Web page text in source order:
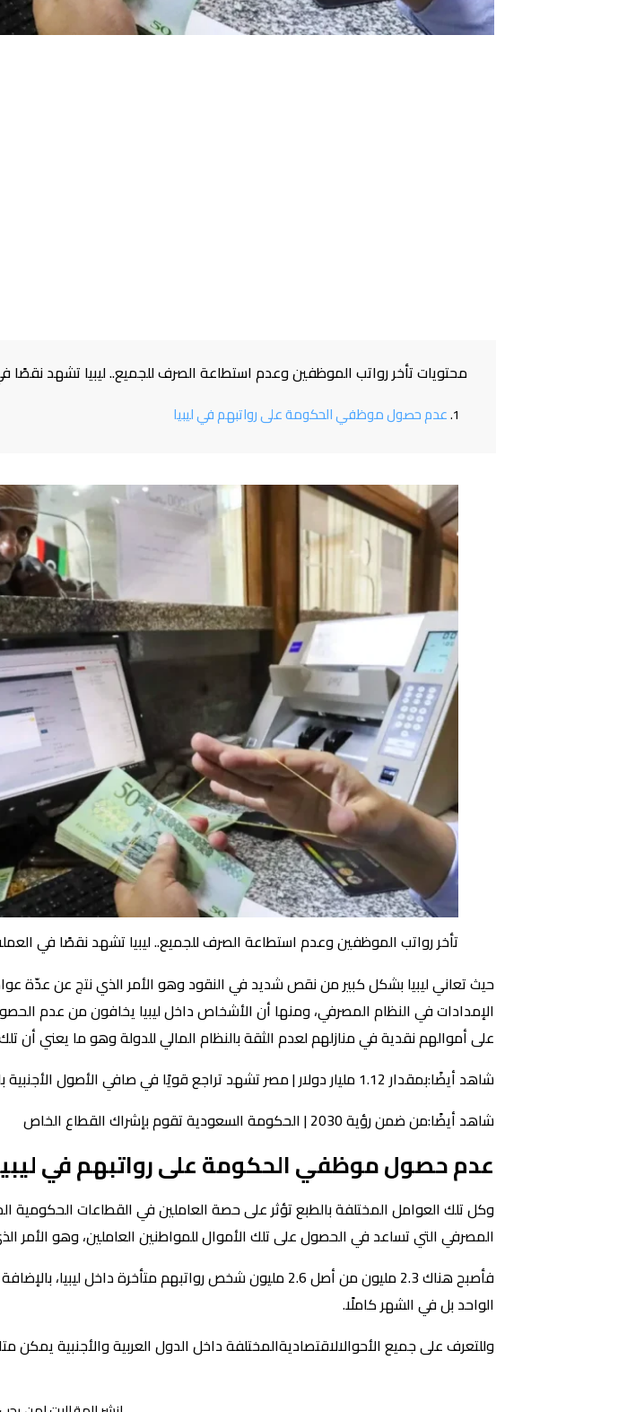
محتويات تأخر رواتب الموظفين وعدم استطاعة الصرف للجميع.. ليبيا تشهد نقصًا
عدم حصول موظفي الحكومة على رواتبهم في ليبيا
تأخر رواتب الموظفين وعدم استطاعة الصرف للجميع.. ليبيا تشهد نقصًا في
حيث تعاني ليبيا بشكل كبير من نقص شديد في النقود وهو الأمر الذي نتج عن عدّة
الإمدادات في النظام المصرفي، ومنها أن الأشخاص داخل ليبيا يخافون من عدم
على أموالهم نقدية في منازلهم لعدم الثقة بالنظام المالي للدولة وهو ما يعني أن
شاهد أيضًا:بمقدار 1.12 مليار دولار | مصر تشهد تراجع قويًا في صافي الأصول الأجنبية بالبنك المركزي
شاهد أيضًا:من ضمن رؤية 2030 | الحكومة السعودية تقوم بإشراك القطاع الخاص
عدم حصول موظفي الحكومة على رواتبهم في
وكل تلك العوامل المختلفة بالطبع تؤثر على حصة العاملين في القطاعات الحكومية
المصرفي التي تساعد في الحصول على تلك الأموال للمواطنين العاملين، وهو الأمر
فأصبح هناك 2.3 مليون من أصل 2.6 مليون شخص رواتبهم
الواحد بل في الشهر كاملًا.
وللتعرف على جميع الأحوالالاقتصاديةالمختلفة داخل الدول العربية والأجنبية يمكن